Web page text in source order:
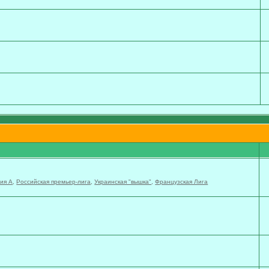
А ,Российская премьер-лига ,Украинская "вышка" ,Французская Лига